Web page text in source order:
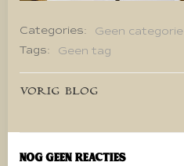
Categories:
Geen categorie
Tags:
Geen tag
Bericht
navigatie
VORIG BLOG
Nog geen reacties